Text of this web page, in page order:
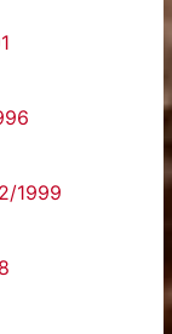
1999